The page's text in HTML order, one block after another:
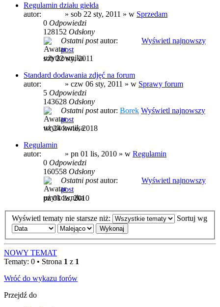
Regulamin działu giełda
autor:
» sob 22 sty, 2011 » w Sprzedam
0 Odpowiedzi
128152 Odsłony
Ostatni postautor:
Wyświetl najnowszy
post
sob 22 sty, 2011
Standard dodawania zdjęć na forum
autor:
» czw 06 sty, 2011 » w Sprawy forum
5 Odpowiedzi
143628 Odsłony
Ostatni postautor: Borek Wyświetl najnowszy
post
wt 24 kwie, 2018
Regulamin
autor:
» pn 01 lis, 2010 » w Regulamin
0 Odpowiedzi
160558 Odsłony
Ostatni postautor:
Wyświetl najnowszy
post
pn 01 lis, 2010
Wyświetl tematy nie starsze niż: Sortuj wg
NOWY TEMAT
Tematy: 0 • Strona 1 z 1
Wróć do wykazu forów
Przejdź do